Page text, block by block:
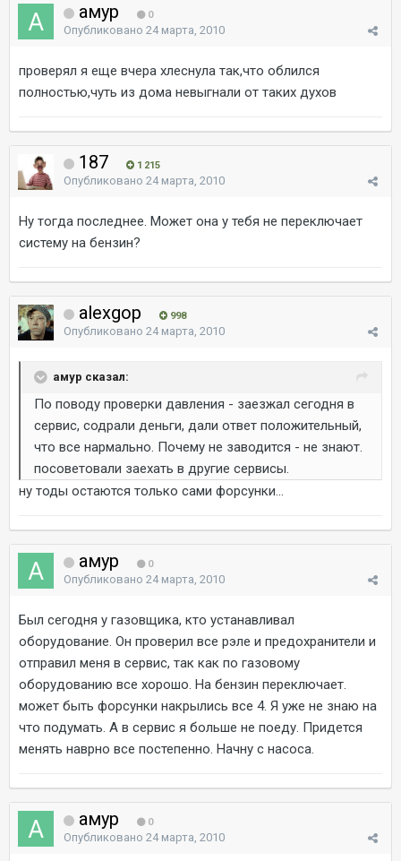
амур 0
Опубликовано 24 марта, 2010
проверял я еще вчера хлеснула так,что облился
полностью,чуть из дома невыгнали от таких духов
187 1 215
Опубликовано 24 марта, 2010
Ну тогда последнее. Может она у тебя не переключает
систему на бензин?
alexgop 998
Опубликовано 24 марта, 2010
амур сказал:
По поводу проверки давления - заезжал сегодня в
сервис, содрали деньги, дали ответ положительный,
что все нармально. Почему не заводится - не знают.
посоветовали заехать в другие сервисы.
ну тоды остаются только сами форсунки...
амур 0
Опубликовано 24 марта, 2010
Был сегодня у газовщика, кто устанавливал
оборудование. Он проверил все рэле и предохранители и
отправил меня в сервис, так как по газовому
оборудованию все хорошо. На бензин переключает.
может быть форсунки накрылись все 4. Я уже не знаю на
что подумать. А в сервис я больше не поеду. Придется
менять наврно все постепенно. Начну с насоса.
амур 0
Опубликовано 24 марта, 2010